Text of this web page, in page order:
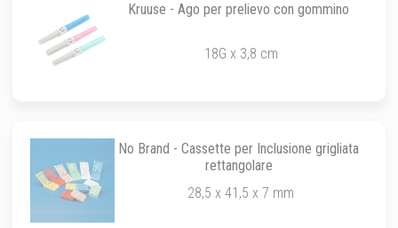
Kruuse - Ago per prelievo con gommino
18G x 3,8 cm
No Brand - Cassette per Inclusione grigliata
rettangolare
28,5 x 41,5 x 7 mm